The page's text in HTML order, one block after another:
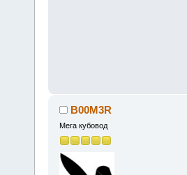
B00M3R
Мега кубовод